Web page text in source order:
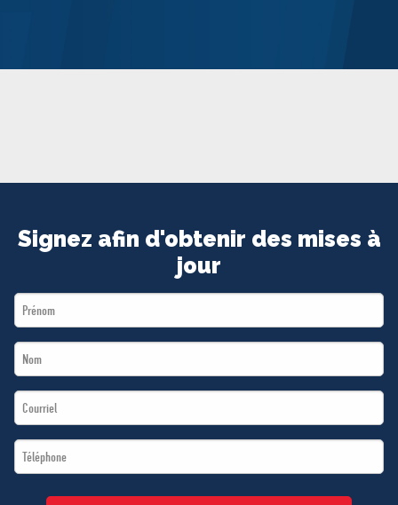
BOUTIQUE
Signez afin d'obtenir des mises à
jour
First
Name
Last
Name
Email
*
Téléphone
*